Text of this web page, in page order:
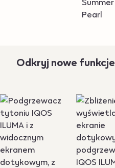
Odkryj nowe funkcje